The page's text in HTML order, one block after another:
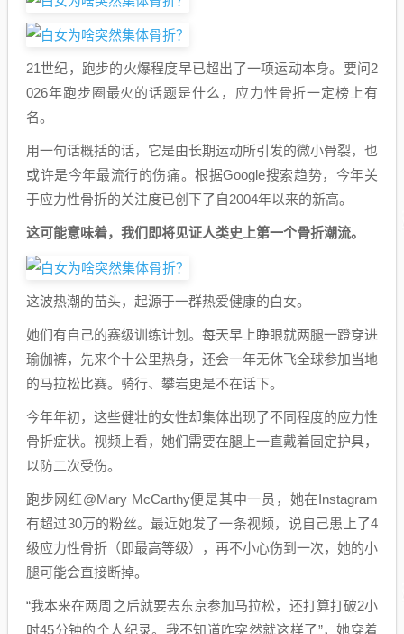
21世纪，跑步的火爆程度早已超出了一项运动本身。要问2
026年跑步圈最火的话题是什么，应力性骨折一定榜上有
名。
用一句话概括的话，它是由长期运动所引发的微小骨裂，也
或许是今年最流行的伤痛。根据Google搜索趋势，今年关
于应力性骨折的关注度已创下了自2004年以来的新高。
这可能意味着，我们即将见证人类史上第一个骨折潮流。
这波热潮的苗头，起源于一群热爱健康的白女。
她们有自己的赛级训练计划。每天早上睁眼就两腿一蹬穿进
瑜伽裤，先来个十公里热身，还会一年无休飞全球参加当地
的马拉松比赛。骑行、攀岩更是不在话下。
今年年初，这些健壮的女性却集体出现了不同程度的应力性
骨折症状。视频上看，她们需要在腿上一直戴着固定护具，
以防二次受伤。
跑步网红@Mary McCarthy便是其中一员，她在Instagram
有超过30万的粉丝。最近她发了一条视频，说自己患上了4
级应力性骨折（即最高等级），再不小心伤到一次，她的小
腿可能会直接断掉。
“我本来在两周之后就要去东京参加马拉松，还打算打破2小
时45分钟的个人纪录。我不知道咋突然就这样了”，她穿着